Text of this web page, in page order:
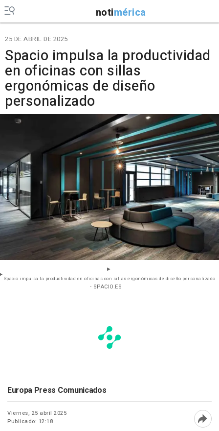
notimérica
25 DE ABRIL DE 2025
Spacio impulsa la productividad
en oficinas con sillas
ergonómicas de diseño
personalizado
Spacio impulsa la productividad en oficinas con sillas ergonómicas de diseño personalizado
- SPACIO.ES
Europa Press Comunicados
Viernes, 25 abril 2025
Publicado: 12:18